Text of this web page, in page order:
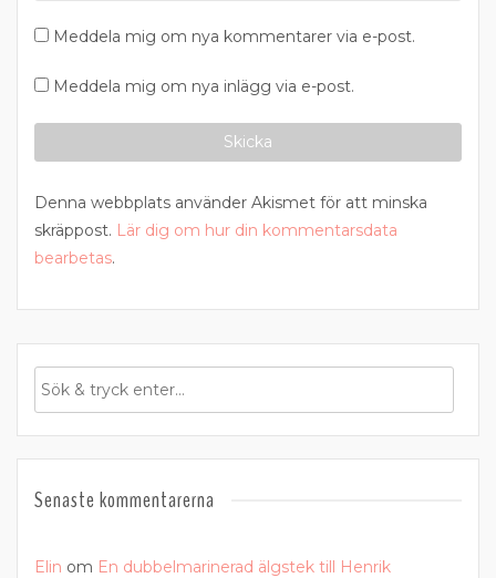
Meddela mig om nya kommentarer via e-post.
Meddela mig om nya inlägg via e-post.
Denna webbplats använder Akismet för att minska
skräppost. Lär dig om hur din kommentarsdata
bearbetas.
Senaste kommentarerna
Elin om En dubbelmarinerad älgstek till Henrik